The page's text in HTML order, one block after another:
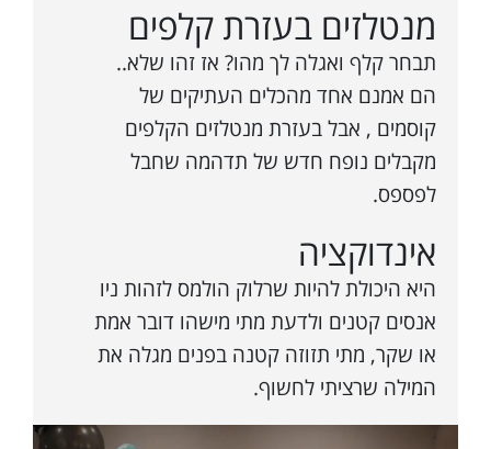
מנטלזים בעזרת קלפים
תבחר קלף ואגלה לך מהו? אז זהו שלא..
הם אמנם אחד מהכלים העתיקים של
קוסמים , אבל בעזרת מנטלזים הקלפים
מקבלים נופח חדש של תדהמה שחבל
לפספס.
אינדוקציה
היא היכולת להיות שרלוק הולמס לזהות ניו
אנסים קטנים ולדעת מתי מישהו דובר אמת
או שקר, מתי תזוזה קטנה בפנים מגלה את
המילה שרציתי לחשוף.